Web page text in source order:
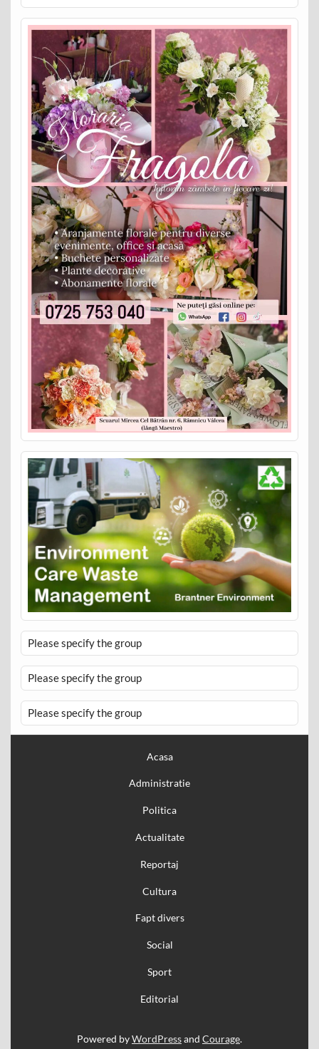
Please specify the group
Please specify the group
Please specify the group
Acasa
Administratie
Politica
Actualitate
Reportaj
Cultura
Fapt divers
Social
Sport
Editorial
Powered byWordPressand Courage.